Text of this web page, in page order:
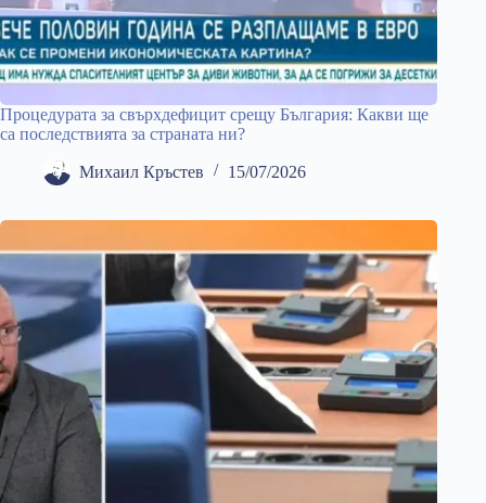
Процедурата за свърхдефицит срещу България: Какви ще
са последствията за страната ни?
Михаил Кръстев 15/07/2026